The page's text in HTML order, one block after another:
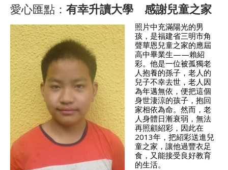
愛心匯點： 有幸升讀大學 感謝兒童之家
照片中充滿陽光的男
孩，是福建省三明市角
聲華恩兒童之家的應屆
高中畢業生——賴紹
彩。他是一位被孤獨老
人抱養的孫子，老人的
兒子不幸去世，老人因
為年邁無依，便把這個
身世淒涼的孩子，抱回
家相依為命。然而，老
人身體日漸衰弱，無法
再照顧紹彩，因此在
2013年，把紹彩送進兒
童之家，讓他過豐衣足
食，又能接受良好教育
的生活。